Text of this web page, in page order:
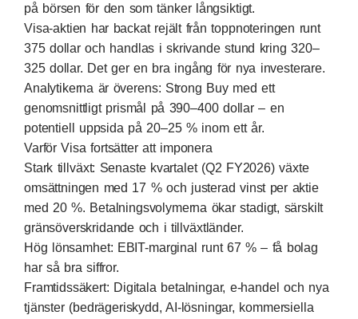
på börsen för den som tänker långsiktigt.
Visa-aktien har backat rejält från toppnoteringen runt
375 dollar och handlas i skrivande stund kring 320–
325 dollar. Det ger en bra ingång för nya investerare.
Analytikerna är överens: Strong Buy med ett
genomsnittligt prismål på 390–400 dollar – en
potentiell uppsida på 20–25 % inom ett år.
Varför Visa fortsätter att imponera
Stark tillväxt: Senaste kvartalet (Q2 FY2026) växte
omsättningen med 17 % och justerad vinst per aktie
med 20 %. Betalningsvolymerna ökar stadigt, särskilt
gränsöverskridande och i tillväxtländer.
Hög lönsamhet: EBIT-marginal runt 67 % – få bolag
har så bra siffror.
Framtidssäkert: Digitala betalningar, e-handel och nya
tjänster (bedrägeriskydd, AI-lösningar, kommersiella